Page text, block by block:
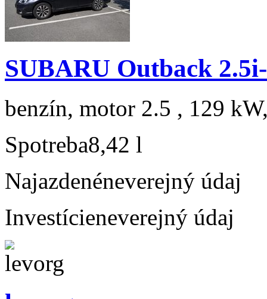
SUBARU Outback
benzín, motor 2.5 , 129
Spotreba8,42 l
Najazdenéneverejný údaj
Investícieneverejný údaj